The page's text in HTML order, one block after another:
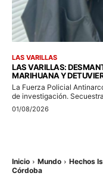
LAS VARILLAS
LAS VARILLAS:
MARIHUANA Y
La Fuerza Policial
de investigación.
01/08/2026